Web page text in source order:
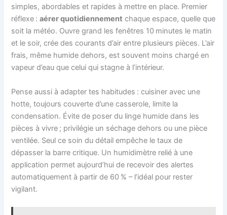
simples, abordables et rapides à mettre en place. Premier
réflexe :aérer quotidiennement chaque espace, quelle que
soit la météo. Ouvre grand les fenêtres 10 minutes le matin
et le soir, crée des courants d’air entre plusieurs pièces. L’air
frais, même humide dehors, est souvent moins chargé en
vapeur d’eau que celui qui stagne à l’intérieur.
Pense aussi à adapter tes habitudes : cuisiner avec une
hotte, toujours couverte d’une casserole, limite la
condensation. Évite de poser du linge humide dans les
pièces à vivre ; privilégie un séchage dehors ou une pièce
ventilée. Seul ce soin du détail empêche le taux de
dépasser la barre critique. Un humidimètre relié à une
application permet aujourd’hui de recevoir des alertes
automatiquement à partir de 60 % – l’idéal pour rester
vigilant.